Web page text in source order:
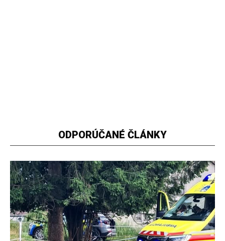
ODPORÚČANÉ ČLÁNKY